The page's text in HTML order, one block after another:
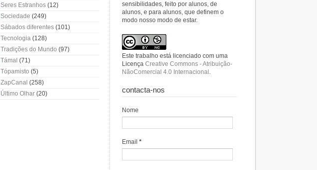
Seres Estranhos (12)
Sociedade (249)
Sábados diferentes (101)
Tecnologia (128)
Tradições do Mundo (97)
Támal (71)
Tópamisto (5)
ZapCanal (258)
Último Olhar (20)
sensibilidades, feito por alunos, de
alunos, e para alunos, que definem o
modo nosso modo de estar.
Este trabalho está licenciado com uma
Licença Creative Commons - Atribuição-
NãoComercial 4.0 Internacional .
contacta-nos
Nome
Email *